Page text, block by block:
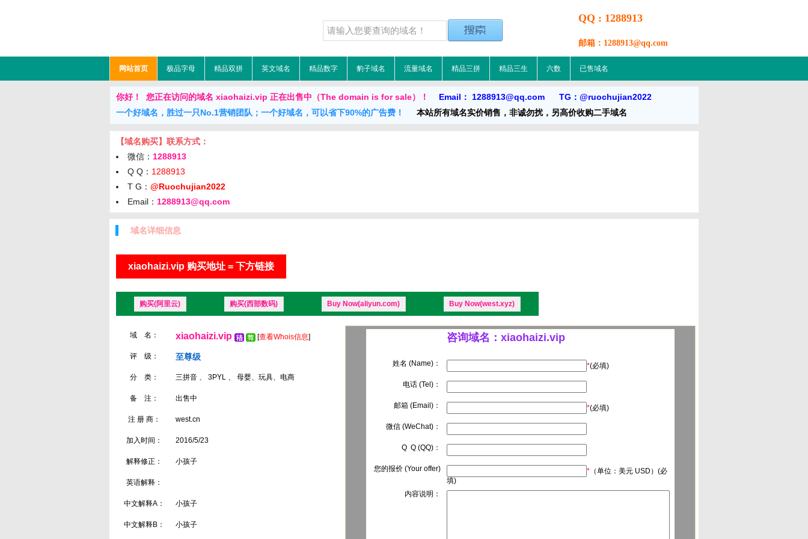
QQ : 1288913
邮箱：1288913@qq.com
网站首页 极品字母 精品双拼 英文域名 精品数字 豹子域名 流量域名 精品三拼 精品三生 六数 已售域名
你好！ 您正在访问的域名 xiaohaizi.vip 正在出售中（The domain is for sale）！
Email： 1288913@qq.com TG：@ruochujian2022
一个好域名，胜过一只No.1营销团队；一个好域名，可以省下90%的广告费！
本站所有域名实价销售，非诚勿扰，另高价收购二手域名
【域名购买】联系方式：
微信： 1288913
Q Q： 1288913
T G： @Ruochujian2022
Email： 1288913@qq.com
域名详细信息
xiaohaizi.vip 购买地址 = 下方链接
购买(阿里云) 购买(西部数码) Buy Now(aliyun.com) Buy Now(west.xyz)
域 名： xiaohaizi.vip [查看Whois信息]
评 级： 至尊级
分 类： 三拼音 、 3PYL 、 母婴、玩具、电商
备 注： 出售中
注 册 商： west.cn
加入时间： 2016/5/23
解释修正： 小孩子
英语解释：
中文解释A： 小孩子
中文解释B： 小孩子
咨询域名：xiaohaizi.vip
姓名 (Name)： *(必填)
电话 (Tel)：
邮箱 (Email)： *(必填)
微信 (WeChat)：
Q Q (QQ)：
您的报价 (Your offer) * （单位：美元 USD）(必
填)
内容说明：